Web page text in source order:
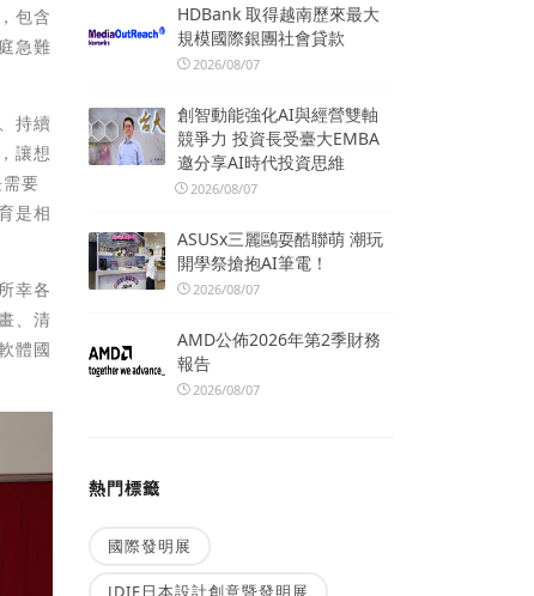
包含
急難
持續
讓想
要
是相
幸各
、清
體國
HDBank 取得越南歷來最大
規模國際銀團社會貸款
2026/08/07
創智動能強化AI與經營雙軸
競爭力 投資長受臺大EMBA
邀分享AI時代投資思維
2026/08/07
ASUSx三麗鷗耍酷聯萌 潮玩
開學祭搶抱AI筆電！
2026/08/07
AMD公佈2026年第2季財務
報告
2026/08/07
熱門標籤
國際發明展
JDIE日本設計創意暨發明展